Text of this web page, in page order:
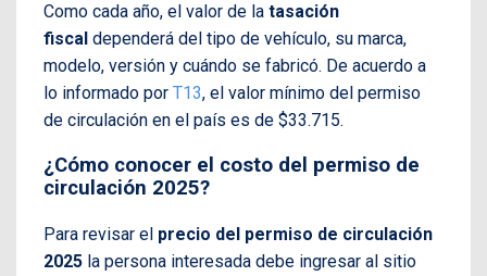
Como cada año, el valor de la tasación
fiscal dependerá del tipo de vehículo, su marca,
modelo, versión y cuándo se fabricó. De acuerdo a
lo informado por T13, el valor mínimo del permiso
de circulación en el país es de $33.715.
¿Cómo conocer el costo del permiso de
circulación 2025?
Para revisar el precio del permiso de circulación
2025 la persona interesada debe ingresar al sitio